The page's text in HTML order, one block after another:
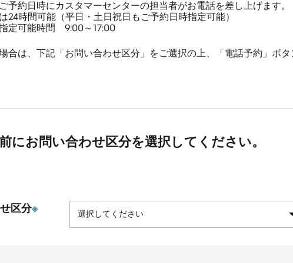
予約日時にカスタマーセンターの担当者がお電話を差し上げます。
24時間可能（平日・土日祝日もご予約日時指定可能）
定可能時間 9:00～17:00
合は、下記「お問い合わせ区分」をご選択の上、「電話予約」ボタ
にお問い合わせ区分を選択してください。
区分※